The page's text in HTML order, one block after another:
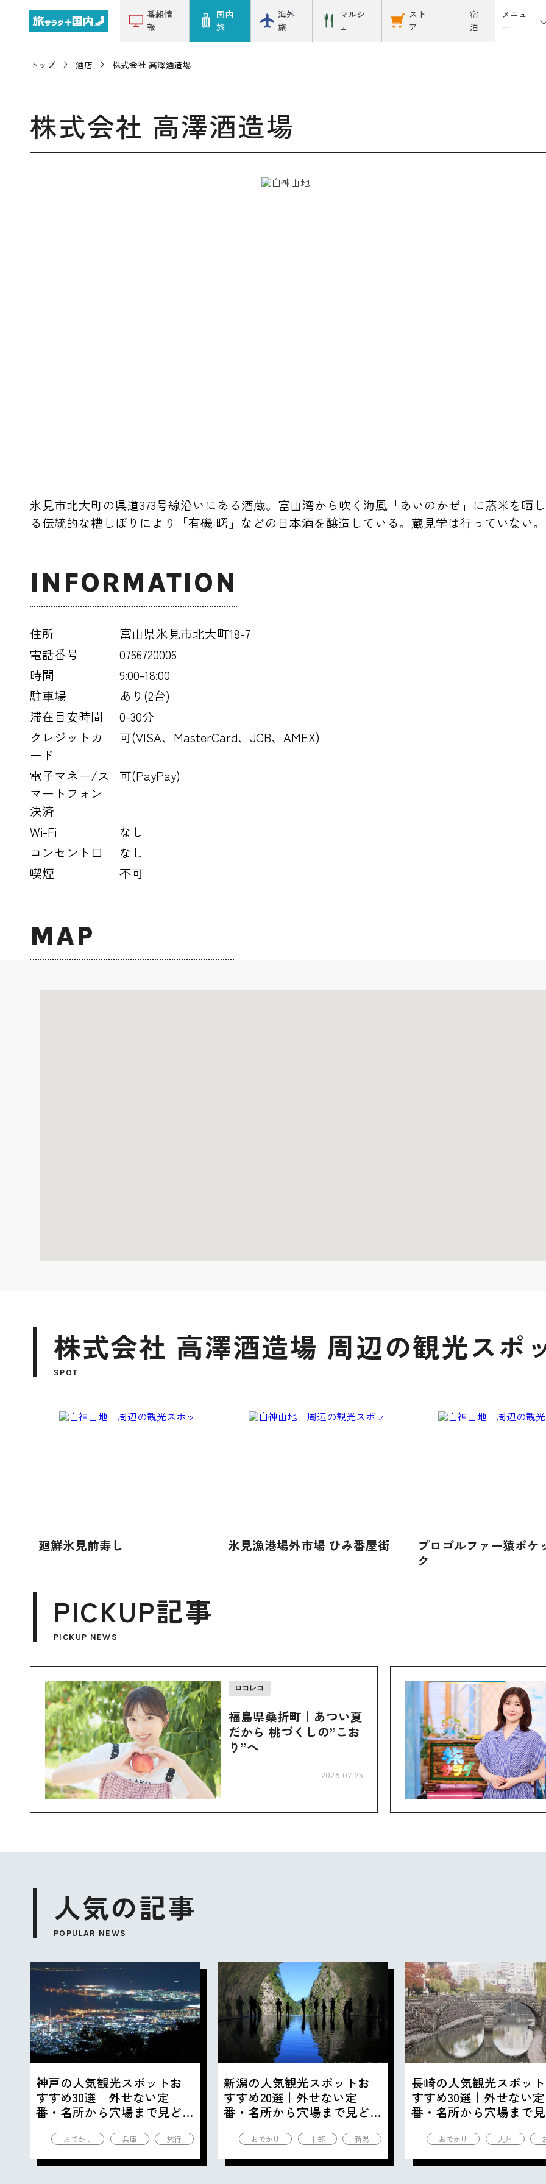
番組情
報
国内
旅
海外
旅
マルシ
ェ
スト
ア
宿
泊
メニュ
ー
トップ 酒店 株式会社 高澤酒造場
株式会社 高澤酒造場
氷見市北大町の県道373号線沿いにある酒蔵。富山湾から吹く海風「あいのかぜ」に蒸米を晒
る伝統的な槽しぼりにより「有磯 曙」などの日本酒を醸造している。蔵見学は行っていない。
INFORMATION
住所
富山県氷見市北大町18-7
電話番号
0766720006
時間
9:00-18:00
駐車場
あり(2台)
滞在目安時間
0-30分
クレジットカ
ード
可(VISA、MasterCard、JCB、AMEX)
電子マネー/ス
マートフォン
決済
可(PayPay)
Wi-Fi
なし
コンセント口
なし
喫煙
不可
MAP
株式会社 高澤酒造場 周辺の観光スポ
SPOT
廻鮮氷見前寿し 氷見漁港場外市場 ひみ番屋街
プロゴルファー猿ポケ
ク
PICKUP記事
PICKUP NEWS
ロコレコ
福島県桑折町｜あつい夏
だから 桃づくしの”こお
り”へ
2026-07-25
人気の記事
POPULAR NEWS
神戸の人気観光スポットお
すすめ30選｜外せない定
番・名所から穴場まで見ど
おでかけ 兵庫 旅行
新潟の人気観光スポットお
すすめ20選｜外せない定
番・名所から穴場まで見ど
おでかけ 中部 新潟
長崎の人気観光スポッ
すすめ30選｜外せない定
番・名所から穴場まで
おでかけ 九州